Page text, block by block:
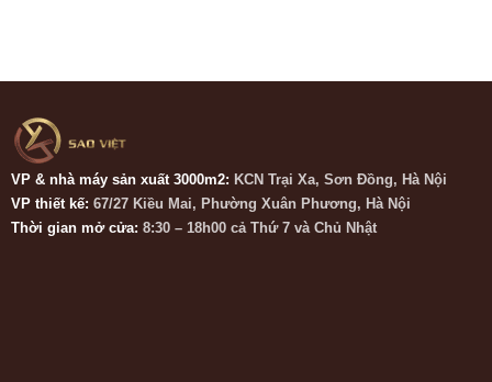
VP & nhà máy sản xuất 3000m2: KCN Trại Xa, Sơn Đồng, Hà Nội
VP thiết kế: 67/27 Kiều Mai, Phường Xuân Phương, Hà Nội
Thời gian mở cửa: 8:30 – 18h00 cả Thứ 7 và Chủ Nhật